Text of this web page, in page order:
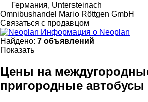
Германия, Untersteinach
Omnibushandel Mario Röttgen GmbH
Связаться с продавцом
Информация о Neoplan
Найдено: 7 объявлений
Показать
Цены на
пригородные автобусы